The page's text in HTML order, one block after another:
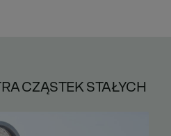
CZĄSTEK STAŁYCH